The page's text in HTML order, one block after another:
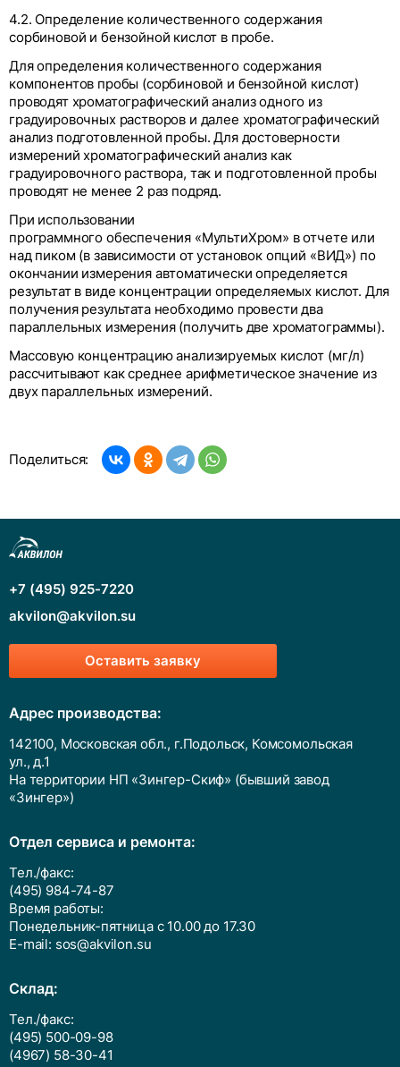
4.2. Определение количественного содержания
сорбиновой и бензойной кислот в пробе.
Для определения количественного содержания
компонентов пробы (сорбиновой и бензойной кислот)
проводят хроматографический анализ одного из
градуировочных растворов и далее хроматографический
анализ подготовленной пробы. Для достоверности
измерений хроматографический анализ как
градуировочного раствора, так и подготовленной пробы
проводят не менее 2 раз подряд.
При использовании
программного обеспечения «МультиХром» в отчете или
над пиком (в зависимости от установок опций «ВИД») по
окончании измерения автоматически определяется
результат в виде концентрации определяемых кислот. Для
получения результата необходимо провести два
параллельных измерения (получить две хроматограммы).
Массовую концентрацию анализируемых кислот (мг/л)
рассчитывают как среднее арифметическое значение из
двух параллельных измерений.
Поделиться:
Оставить заявку
+7 (495) 925-7220
akvilon@akvilon.su
Адрес производства:
142100, Московская обл., г.Подольск, Комсомольская
ул., д.1
На территории НП «Зингер-Скиф» (бывший завод
«Зингер»)
Отдел сервиса и ремонта:
Тел./факс:
(495) 984-74-87
Время работы:
Понедельник-пятница с 10.00 до 17.30
E-mail: sos@akvilon.su
Cклад:
Тел./факс:
(495) 500-09-98
(4967) 58-30-41